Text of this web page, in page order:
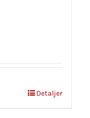
Detaljer